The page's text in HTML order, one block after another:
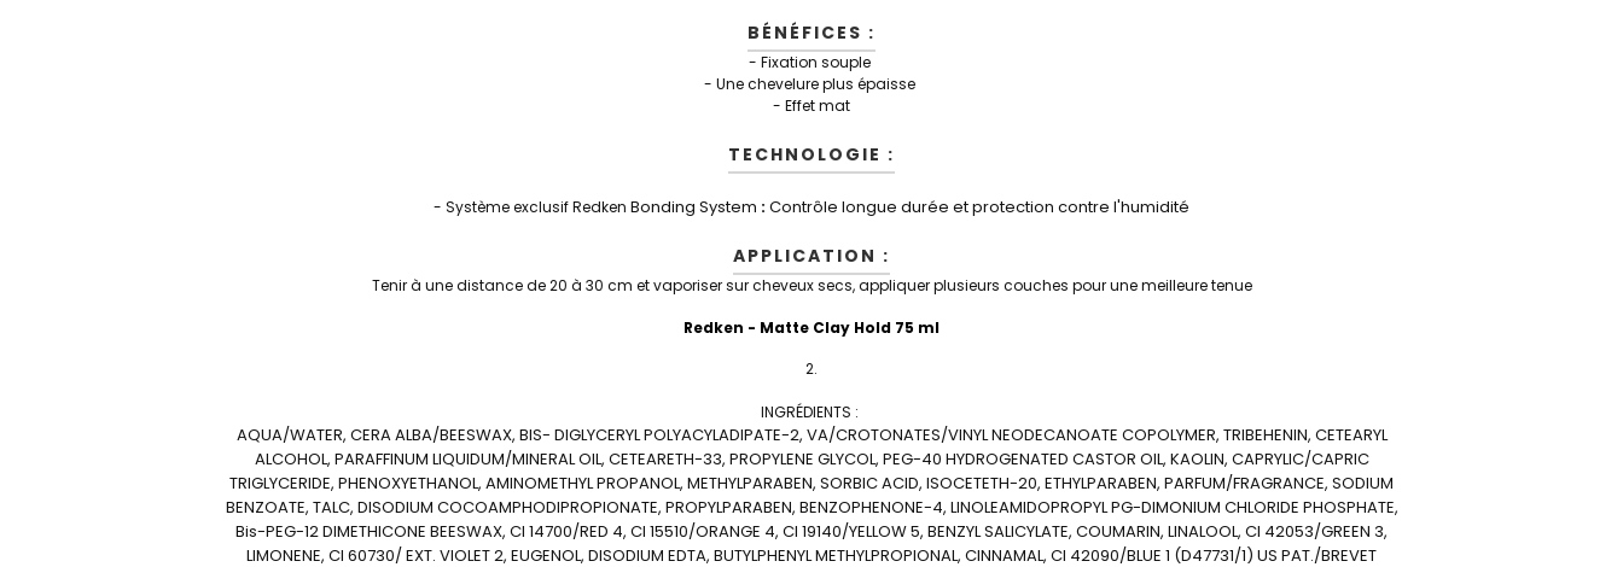
BÉNÉFICES :
- Fixation souple
- Une chevelure plus épaisse
- Effet mat
TECHNOLOGIE :
- Système exclusif Redken Bonding System : Contrôle longue durée et protection contre l'humidité
APPLICATION :
Tenir à une distance de 20 à 30 cm et vaporiser sur cheveux secs, appliquer plusieurs couches pour une meilleure tenue
Redken - Matte Clay Hold 75 ml
INGRÉDIENTS :
AQUA/WATER, CERA ALBA/BEESWAX, BIS- DIGLYCERYL POLYACYLADIPATE-2, VA/CROTONATES/VINYL NEODECANOATE COPOLYMER, TRIBEHENIN, CETEARYL
ALCOHOL, PARAFFINUM LIQUIDUM/MINERAL OIL, CETEARETH-33, PROPYLENE GLYCOL, PEG-40 HYDROGENATED CASTOR OIL, KAOLIN, CAPRYLIC/CAPRIC
TRIGLYCERIDE, PHENOXYETHANOL, AMINOMETHYL PROPANOL, METHYLPARABEN, SORBIC ACID, ISOCETETH-20, ETHYLPARABEN, PARFUM/FRAGRANCE, SODIUM
BENZOATE, TALC, DISODIUM COCOAMPHODIPROPIONATE, PROPYLPARABEN, BENZOPHENONE-4, LINOLEAMIDOPROPYL PG-DIMONIUM CHLORIDE PHOSPHATE,
Bis-PEG-12 DIMETHICONE BEESWAX, CI 14700/RED 4, CI 15510/ORANGE 4, CI 19140/YELLOW 5, BENZYL SALICYLATE, COUMARIN, LINALOOL, CI 42053/GREEN 3,
LIMONENE, CI 60730/ EXT. VIOLET 2, EUGENOL, DISODIUM EDTA, BUTYLPHENYL METHYLPROPIONAL, CINNAMAL, CI 42090/BLUE 1 (D47731/1) US PAT./BREVET